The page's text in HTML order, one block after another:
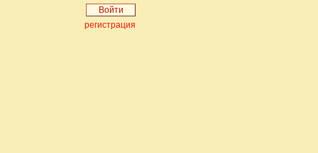
регистрация